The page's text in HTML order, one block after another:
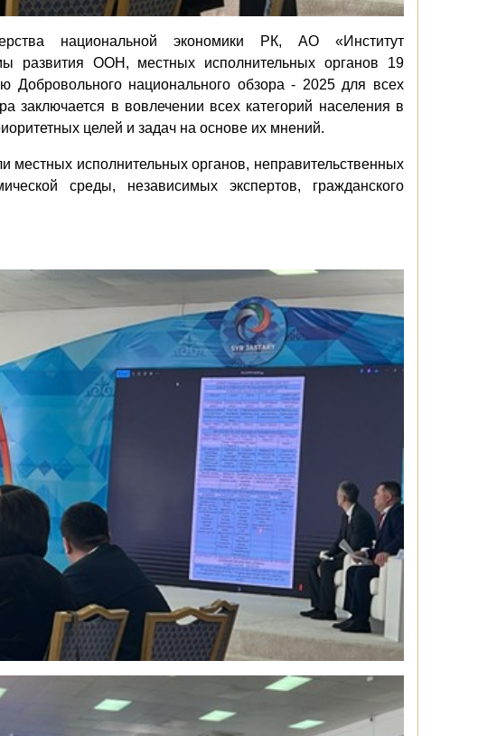
национальной экономики РК, АО «Институт
развития ООН, местных исполнительных органов 19
национального обзора - 2025 для всех
заключается в вовлечении всех категорий населения в
целей и задач на основе их мнений.
местных исполнительных органов, неправительственных
среды, независимых экспертов, гражданского